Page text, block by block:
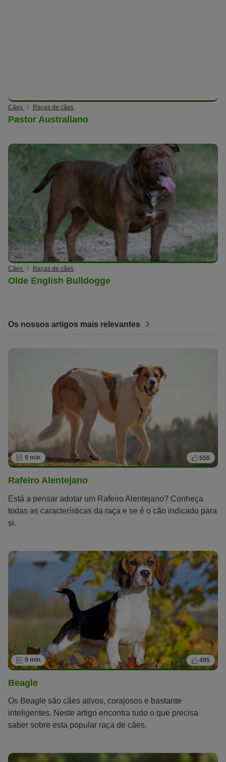
Cães Raças de cães
Pastor Australiano
Cães Raças de cães
Olde English Bulldogge
Os nossos artigos mais relevantes
9 min 550
Rafeiro Alentejano
Está a pensar adotar um Rafeiro Alentejano? Conheça
todas as características da raça e se é o cão indicado para
si.
9 min 495
Beagle
Os Beagle são cães ativos, corajosos e bastante
inteligentes. Neste artigo encontra tudo o que precisa
saber sobre esta popular raça de cães.